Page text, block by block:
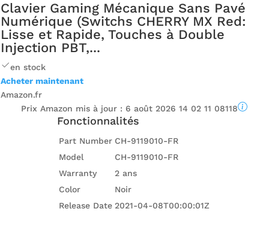
Clavier Gaming Mécanique Sans Pavé
Numérique (Switchs CHERRY MX Red:
Lisse et Rapide, Touches à Double
Injection PBT,...
en stock
Acheter maintenant
Amazon.fr
Prix ​​Amazon mis à jour : 6 août 2026 14 02 11 08118
Fonctionnalités
Part Number CH-9119010-FR
Model
CH-9119010-FR
Warranty
2 ans
Color
Noir
Release Date 2021-04-08T00:00:01Z